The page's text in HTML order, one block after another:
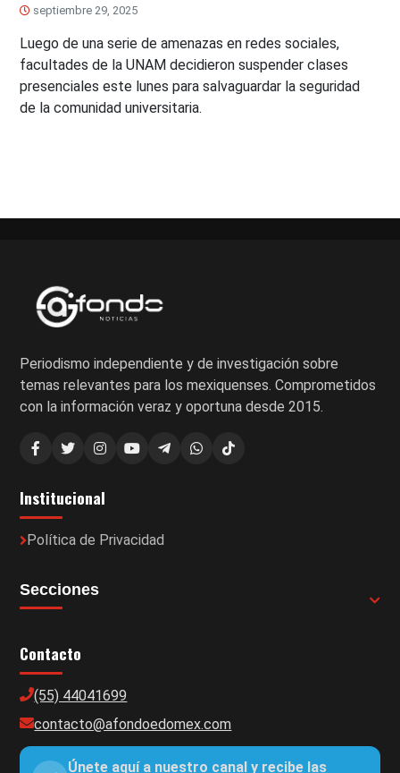
septiembre 29, 2025
Luego de una serie de amenazas en redes sociales,
facultades de la UNAM decidieron suspender clases
presenciales este lunes para salvaguardar la seguridad
de la comunidad universitaria.
Periodismo independiente y de investigación sobre
temas relevantes para los mexiquenses. Comprometidos
con la información veraz y oportuna desde 2015.
Institucional
Política de Privacidad
Secciones
Contacto
(55) 44041699
contacto@afondoedomex.com
Únete aquí a nuestro canal y recibe las